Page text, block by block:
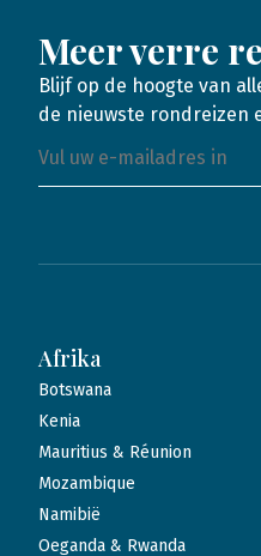
Meer verre
Blijf op de hoogte van
de nieuwste rondreizen
Afrika
Botswana
Kenia
Mauritius & Réunion
Mozambique
Namibië
Oeganda & Rwanda